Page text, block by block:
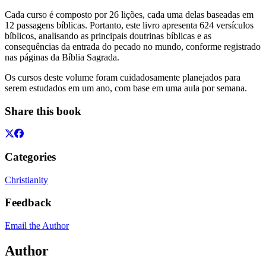
Cada curso é composto por 26 lições, cada uma delas baseadas em
12 passagens bíblicas. Portanto, este livro apresenta 624 versículos
bíblicos, analisando as principais doutrinas bíblicas e as
consequências da entrada do pecado no mundo, conforme registrado
nas páginas da Bíblia Sagrada.
Os cursos deste volume foram cuidadosamente planejados para
serem estudados em um ano, com base em uma aula por semana.
Share this book
Categories
Christianity
Feedback
Email the Author
Author